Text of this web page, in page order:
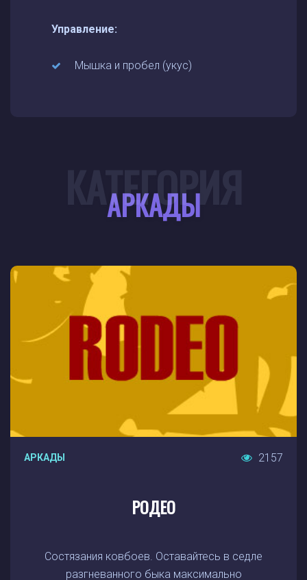
Управление:
Мышка и пробел (укус)
АРКАДЫ
КАТЕГОРИЯ
АРКАДЫ 2157
РОДЕО
Состязания ковбоев. Оставайтесь в седле
разгневанного быка максимально